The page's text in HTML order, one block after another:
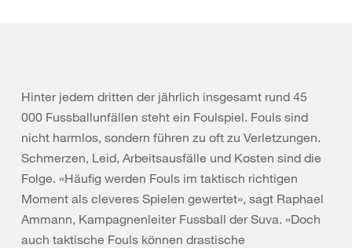
Hinter jedem dritten der jährlich insgesamt rund 45
000 Fussballunfällen steht ein Foulspiel. Fouls sind
nicht harmlos, sondern führen zu oft zu Verletzungen.
Schmerzen, Leid, Arbeitsausfälle und Kosten sind die
Folge. «Häufig werden Fouls im taktisch richtigen
Moment als cleveres Spielen gewertet», sagt Raphael
Ammann, Kampagnenleiter Fussball der Suva. «Doch
auch taktische Fouls können drastische